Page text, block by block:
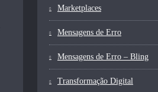
Marketplaces
Mensagens de Erro
Mensagens de Erro – Bling
Transformação Digital